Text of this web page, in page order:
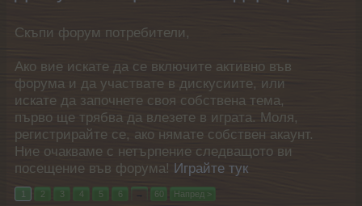
Скъпи форум потребители,
Ако вие искате да се включите активно във
форума и да участвате в дискусиите, или
искате да започнете своя собствена тема,
първо ще трябва да влезете в играта. Моля,
регистрирайте се, ако нямате собствен акаунт.
Ние очакваме с нетърпение следващото ви
посещение във форума! Играйте тук
1 2 3 4 5 6 → 60 Напред >